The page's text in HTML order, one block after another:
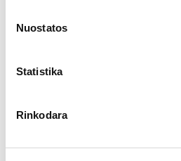
Nuostatos
Statistika
Rinkodara